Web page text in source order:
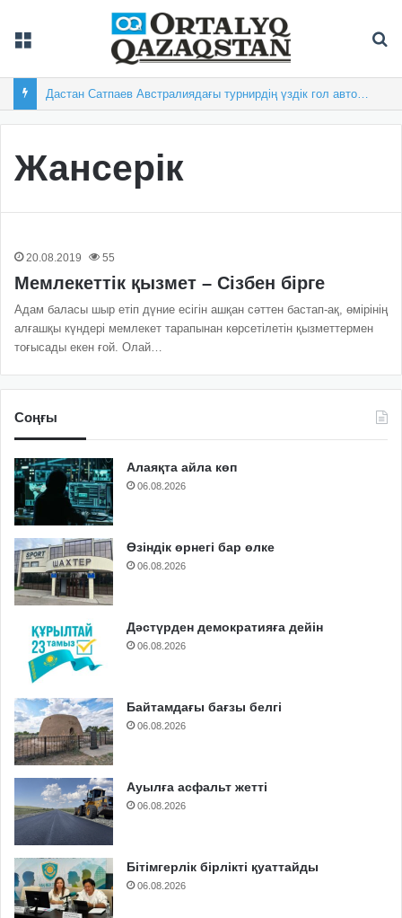
Жансерік
20.08.2019 55
Мемлекеттік қызмет – Сізбен бірге
Адам баласы шыр етіп дүние есігін ашқан сәттен бастап-ақ, өмірінің
алғашқы күндері мемлекет тарапынан көрсетілетін қызметтермен
тоғысады екен ғой. Олай…
Соңғы
Алаяқта айла көп
06.08.2026
Өзіндік өрнегі бар өлке
06.08.2026
Дәстүрден демократияға дейін
06.08.2026
Байтамдағы бағзы белгі
06.08.2026
Ауылға асфальт жетті
06.08.2026
Бітімгерлік бірлікті қуаттайды
06.08.2026